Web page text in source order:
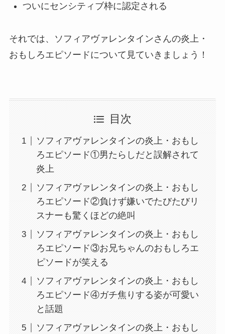
ついにセンシティブ枠に認定される
それでは、ソフィアヴァレンタインさんの炎上・
おもしろエピソードについて見ていきましょう！
目次
ソフィアヴァレンタインの炎上・おもし
ろエピソード①男たらしだと誤解されて
炎上
ソフィアヴァレンタインの炎上・おもし
ろエピソード②負けず嫌いでたびたびリ
スナーも驚くほどの絶叫
ソフィアヴァレンタインの炎上・おもし
ろエピソード③お兄ちゃんのおもしろエ
ピソードが笑える
ソフィアヴァレンタインの炎上・おもし
ろエピソード④ガチ焦りする姿が可愛い
と話題
ソフィアヴァレンタインの炎上・おもし